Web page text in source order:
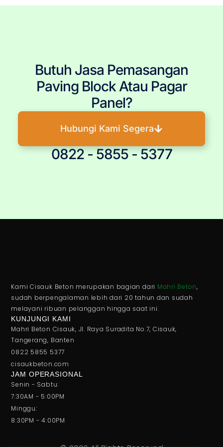
Butuh Jasa Pemasangan
Paving Block Atau Pagar
Panel?
Hubungi Kami Segera
0822 - 5855 - 5377
Kami Cisauk Beton merupakan bagian dari Mahri Beton,
sudah berpengalaman lebih dari 20 tahun dan sudah
melayani ribuan pelanggan hingga saat ini.
KUNJUNGI KAMI
Mahri Beton Cisauk, Jl. Raya Suradita No.7, Cisauk,
Tangerang, Banten
0822 5855 5377
cisaukbeton.com
JAM OPERASIONAL
Senin - Sabtu:
7:30AM - 5:00PM
Minggu:
8:30PM - 4:00PM